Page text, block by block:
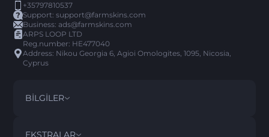
+35797810537
Support:support@farmskins.com
Business:ads@farmskins.com
ARPS LOOP LTD
Reg.number: HE477040
Address: Nikou Georgia 6, Agioi Omologites, 1095, Nicosia,
Cyprus
BILGILER
ŞARTLAR VE KOŞULLAR
EKSTRALAR